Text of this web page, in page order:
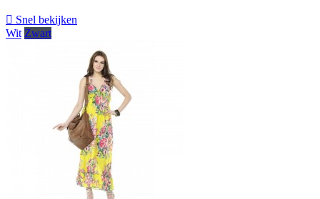
 Snel bekijken
Wit Zwart